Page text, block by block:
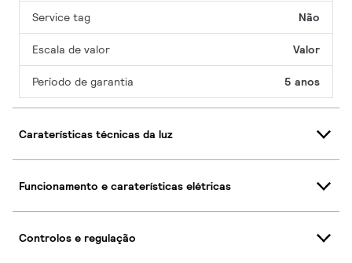
Service tag Não
Escala de valor Valor
Período de garantia 5 anos
Caraterísticas técnicas da luz
Funcionamento e caraterísticas elétricas
Controlos e regulação